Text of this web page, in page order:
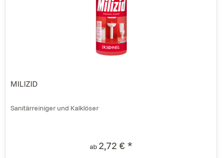
MILIZID
Sanitärreiniger und Kalklöser
ab 2,72 € *